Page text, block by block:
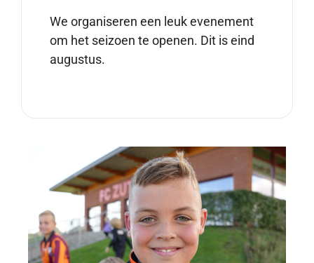
We organiseren een leuk evenement
om het seizoen te openen. Dit is eind
augustus.